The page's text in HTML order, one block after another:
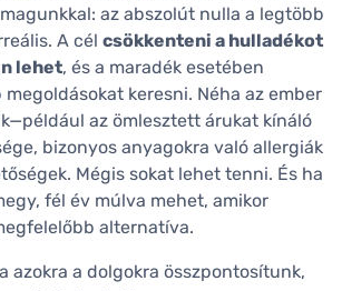
az abszolút nulla a legtöbb
A cél csökkenteni a hulladékot
lehet, és a maradék esetében
keresni. Néha az ember
az ömlesztett árukat kínáló
bizonyos anyagokra való allergiák
Mégis sokat lehet tenni. És ha
fél év múlva mehet, amikor
alternatíva.
azokra a dolgokra összpontosítunk,